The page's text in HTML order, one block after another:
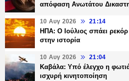
απόφαση Ανωτάτου
10 Αυγ 2026 21:14
ΗΠΑ: Ο Ιούλιος σπάει
στην ιστορία
10 Αυγ 2026 21:04
Καβάλα: Υπό έλεγχο η
ισχυρή κινητοποίηση